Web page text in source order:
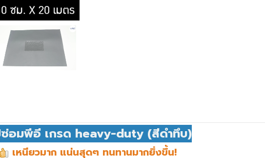
ซ่อมพีอี เกรด heavy-duty (สีดำทึบ)
เหนียวมาก แน่นสุดๆ ทนทานมากยิ่งขึ้น!